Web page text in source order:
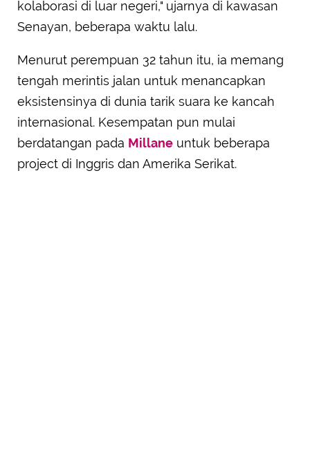
kolaborasi di luar negeri," ujarnya di kawasan
Senayan, beberapa waktu lalu.
Menurut perempuan 32 tahun itu, ia memang
tengah merintis jalan untuk menancapkan
eksistensinya di dunia tarik suara ke kancah
internasional. Kesempatan pun mulai
berdatangan pada Millane untuk beberapa
project di Inggris dan Amerika Serikat.